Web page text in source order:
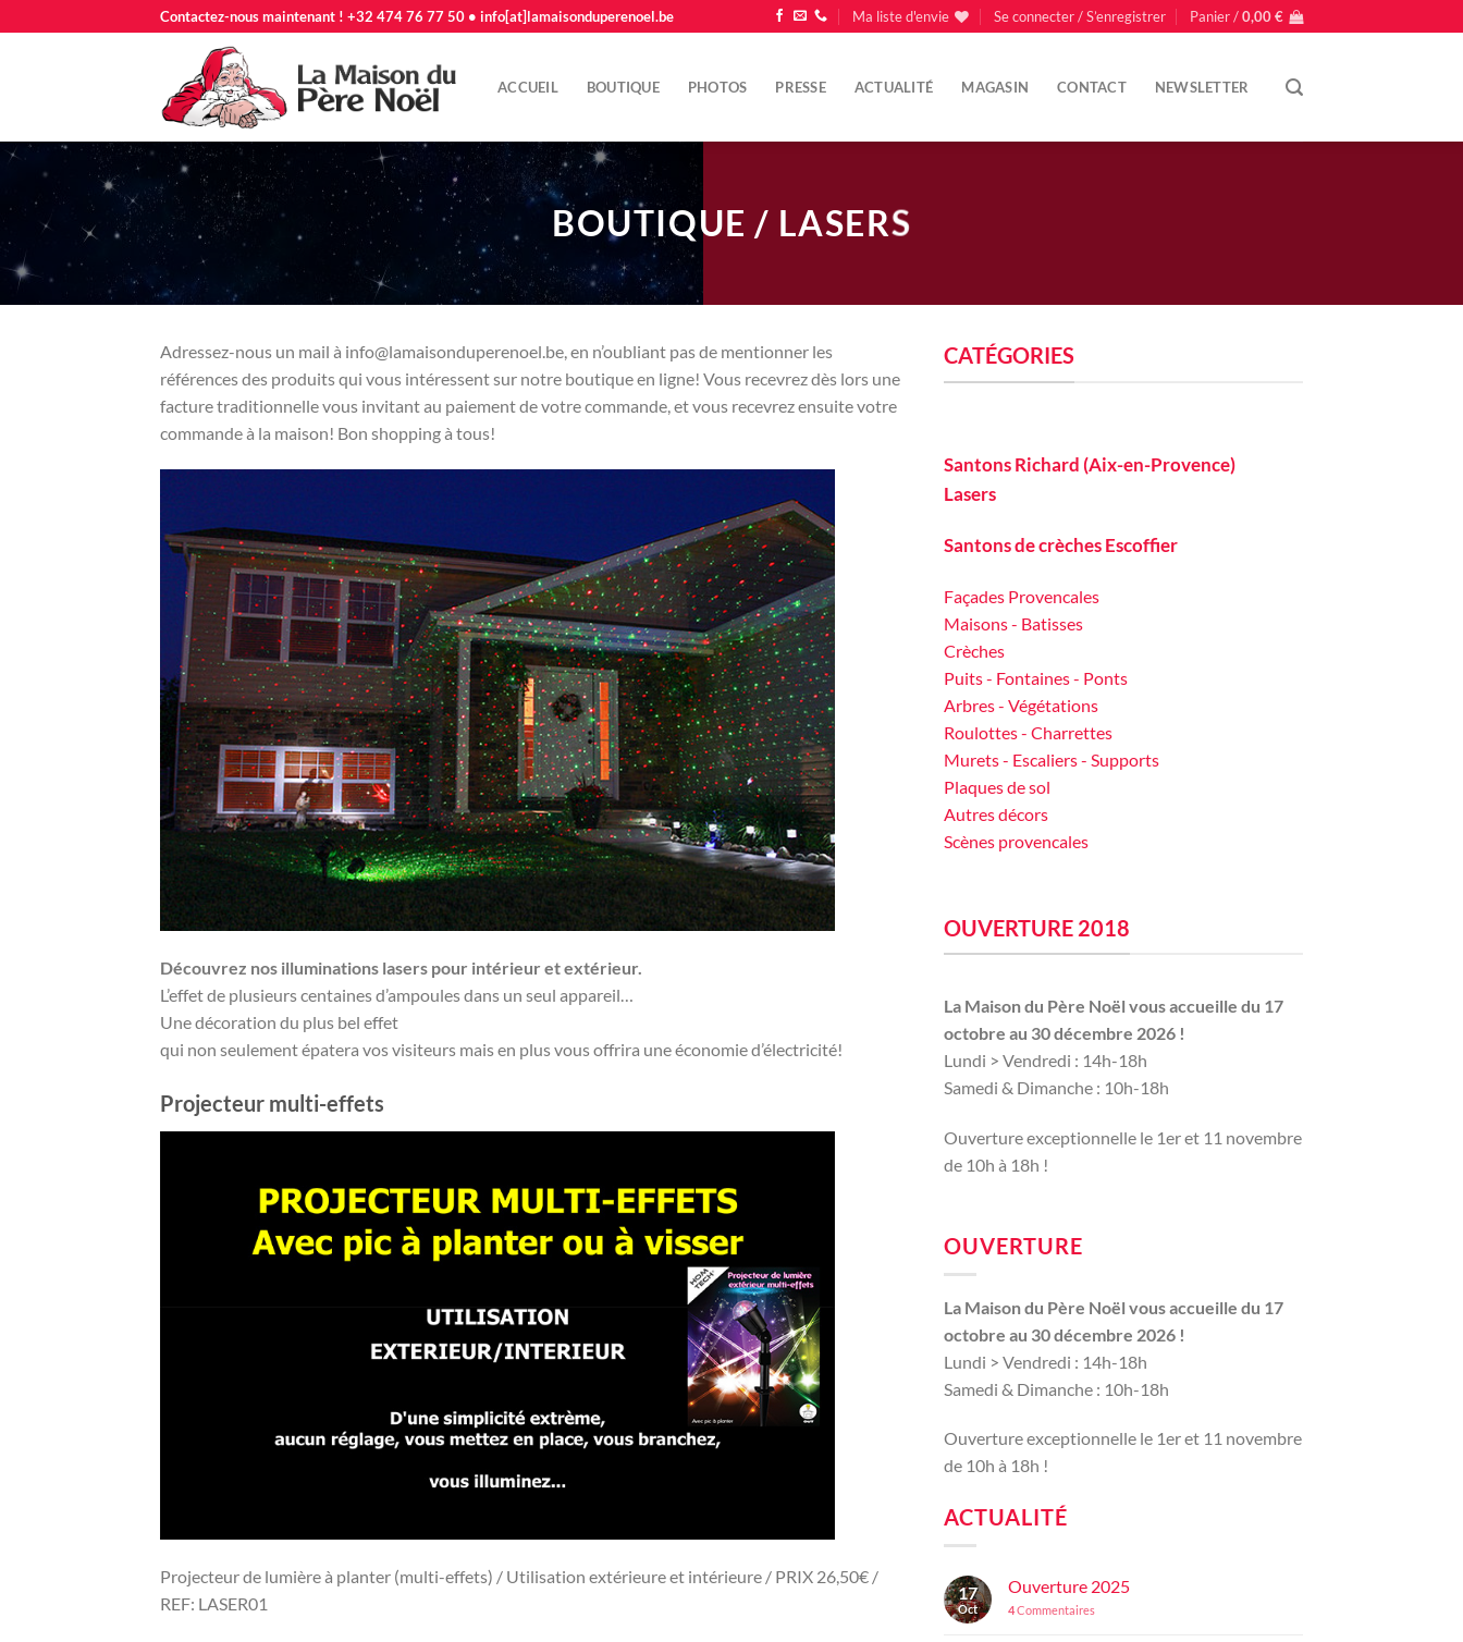
au
Contactez-nous maintenant ! +32 474 76 77 50 • info[at]lamaisonduperenoel.be Ma liste d'envie Se connecter / S’enregistrer Panier /0,00€
ACCUEIL BOUTIQUE PHOTOS PRESSE ACTUALITÉ MAGASIN CONTACT NEWSLETTER
BOUTIQUE / LASERS
Adressez-nous un mail à info@lamaisonduperenoel.be, en n’oubliant pas de mentionner les
références des produits qui vous intéressent sur notre boutique en ligne! Vous recevrez dès lors une
facture traditionnelle vous invitant au paiement de votre commande, et vous recevrez ensuite votre
commande à la maison! Bon shopping à tous!
Découvrez nos illuminations lasers pour intérieur et extérieur.
L’effet de plusieurs centaines d’ampoules dans un seul appareil…
Une décoration du plus bel effet
qui non seulement épatera vos visiteurs mais en plus vous offrira une économie d’électricité!
Projecteur multi-effets
Projecteur de lumière à planter (multi-effets) / Utilisation extérieure et intérieure / PRIX 26,50€ /
REF: LASER01
CATÉGORIES
Santons Richard (Aix-en-Provence)
Lasers
Santons de crèches Escoffier
Façades Provencales
Maisons - Batisses
Crèches
Puits - Fontaines - Ponts
Arbres - Végétations
Roulottes - Charrettes
Murets - Escaliers - Supports
Plaques de sol
Autres décors
Scènes provencales
OUVERTURE 2018
La Maison du Père Noël vous accueille du 17
octobre au 30 décembre 2026 !
Lundi > Vendredi : 14h-18h
Samedi & Dimanche : 10h-18h
Ouverture exceptionnelle le 1er et 11 novembre
de 10h à 18h !
OUVERTURE
La Maison du Père Noël vous accueille du 17
octobre au 30 décembre 2026 !
Lundi > Vendredi : 14h-18h
Samedi & Dimanche : 10h-18h
Ouverture exceptionnelle le 1er et 11 novembre
de 10h à 18h !
ACTUALITÉ
17
Oct
Ouverture 2025
4Commentaires